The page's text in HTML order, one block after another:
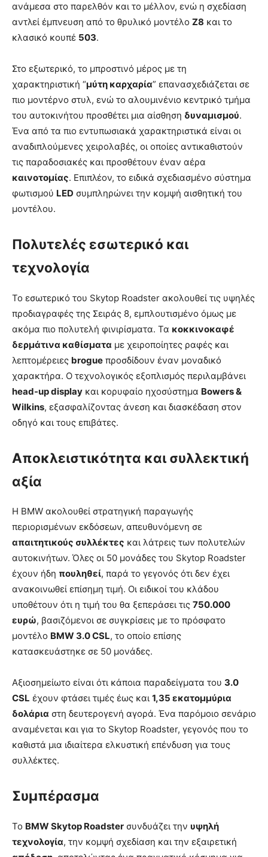
ανάμεσα στο παρελθόν και το μέλλον, ενώ η σχεδίαση
αντλεί έμπνευση από το θρυλικό μοντέλο Z8 και το
κλασικό κουπέ 503.
Στο εξωτερικό, το μπροστινό μέρος με τη
χαρακτηριστική “μύτη καρχαρία” επανασχεδιάζεται σε
πιο μοντέρνο στυλ, ενώ το αλουμινένιο κεντρικό τμήμα
του αυτοκινήτου προσθέτει μια αίσθηση δυναμισμού.
Ένα από τα πιο εντυπωσιακά χαρακτηριστικά είναι οι
αναδιπλούμενες χειρολαβές, οι οποίες αντικαθιστούν
τις παραδοσιακές και προσθέτουν έναν αέρα
καινοτομίας. Επιπλέον, το ειδικά σχεδιασμένο σύστημα
φωτισμού LED συμπληρώνει την κομψή αισθητική του
μοντέλου.
Πολυτελές εσωτερικό και
τεχνολογία
Το εσωτερικό του Skytop Roadster ακολουθεί τις υψηλές
προδιαγραφές της Σειράς 8, εμπλουτισμένο όμως με
ακόμα πιο πολυτελή φινιρίσματα. Τα κοκκινοκαφέ
δερμάτινα καθίσματα με χειροποίητες ραφές και
λεπτομέρειες brogue προσδίδουν έναν μοναδικό
χαρακτήρα. Ο τεχνολογικός εξοπλισμός περιλαμβάνει
head-up display και κορυφαίο ηχοσύστημα Bowers &
Wilkins, εξασφαλίζοντας άνεση και διασκέδαση στον
οδηγό και τους επιβάτες.
Αποκλειστικότητα και συλλεκτική
αξία
Η BMW ακολουθεί στρατηγική παραγωγής
περιορισμένων εκδόσεων, απευθυνόμενη σε
απαιτητικούς συλλέκτες και λάτρεις των πολυτελών
αυτοκινήτων. Όλες οι 50 μονάδες του Skytop Roadster
έχουν ήδη πουληθεί, παρά το γεγονός ότι δεν έχει
ανακοινωθεί επίσημη τιμή. Οι ειδικοί του κλάδου
υποθέτουν ότι η τιμή του θα ξεπεράσει τις 750.000
ευρώ, βασιζόμενοι σε συγκρίσεις με το πρόσφατο
μοντέλο BMW 3.0 CSL, το οποίο επίσης
κατασκευάστηκε σε 50 μονάδες.
Αξιοσημείωτο είναι ότι κάποια παραδείγματα του 3.0
CSL έχουν φτάσει τιμές έως και 1,35 εκατομμύρια
δολάρια στη δευτερογενή αγορά. Ένα παρόμοιο σενάριο
αναμένεται και για το Skytop Roadster, γεγονός που το
καθιστά μια ιδιαίτερα ελκυστική επένδυση για τους
συλλέκτες.
Συμπέρασμα
Το BMW Skytop Roadster συνδυάζει την υψηλή
τεχνολογία, την κομψή σχεδίαση και την εξαιρετική